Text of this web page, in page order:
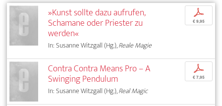
»Kunst sollte dazu aufrufen,
Schamane oder Priester zu
werden«
In: Susanne Witzgall (Hg.),Reale Magie
p
€ 9,95
Contra Contra Means Pro – A
Swinging Pendulum
In: Susanne Witzgall (Hg.),Real Magic
p
€ 7,95